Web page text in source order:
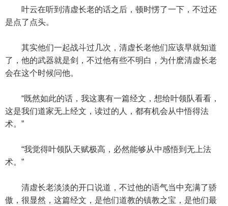
叶云在听到清虚长老的话之后，顿时愣了一下，不过还
是点了点头。
其实他们一起战斗过几次，清虚长老他们应该早就知道
了，他的武器就是剑，不过他有些不明白，为什麽清虚长老
会在这个时候问他。
“既然如此的话，我这裏有一篇经文，想给叶领队看看，
这是我们道家无上经文，读过的人，都有机会从中悟得法
术。”
“我觉得叶领队天赋极高，必然能够从中感悟到无上法
术。”
清虚长老淡淡的开口说道，不过他的语气当中充满了骄
傲，很显然，这篇经文，是他们道教的镇教之宝，是他们最